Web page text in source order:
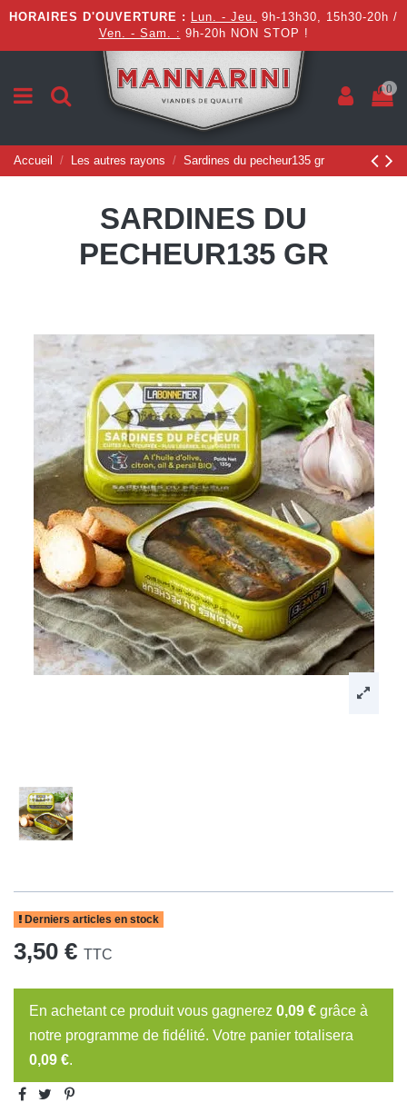
HORAIRES D'OUVERTURE : Lun. - Jeu. 9h-13h30, 15h30-20h /
Ven. - Sam. : 9h-20h NON STOP !
0
Accueil Les autres rayons Sardines du pecheur135 gr
SARDINES DU
PECHEUR135 GR
Derniers articles en stock
3,50 € TTC
En achetant ce produit vous gagnerez 0,09 € grâce à
notre programme de fidélité. Votre panier totalisera
0,09 €.